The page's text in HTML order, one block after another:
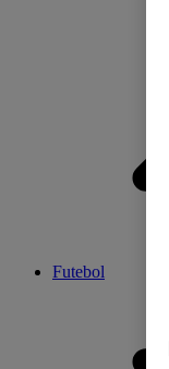
Futebol